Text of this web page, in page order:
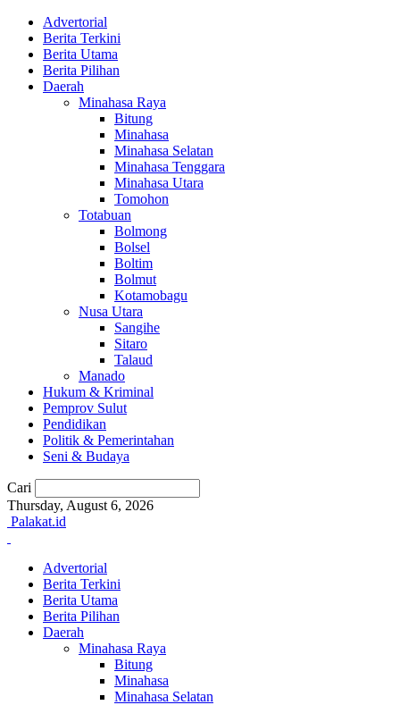
Advertorial
Berita Terkini
Berita Utama
Berita Pilihan
Daerah
Minahasa Raya
Bitung
Minahasa
Minahasa Selatan
Minahasa Tenggara
Minahasa Utara
Tomohon
Totabuan
Bolmong
Bolsel
Boltim
Bolmut
Kotamobagu
Nusa Utara
Sangihe
Sitaro
Talaud
Manado
Hukum & Kriminal
Pemprov Sulut
Pendidikan
Politik & Pemerintahan
Seni & Budaya
Cari
Thursday, August 6, 2026
Palakat.id
Advertorial
Berita Terkini
Berita Utama
Berita Pilihan
Daerah
Minahasa Raya
Bitung
Minahasa
Minahasa Selatan